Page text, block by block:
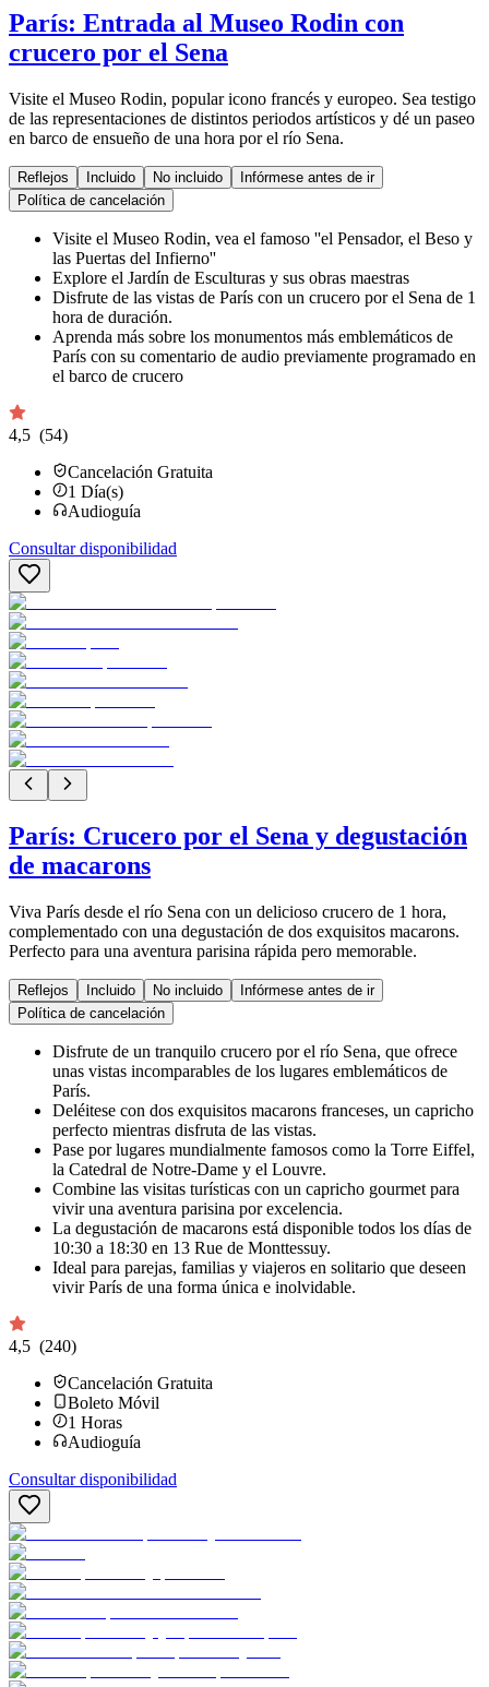
París: Entrada al Museo Rodin con
crucero por el Sena
Visite el Museo Rodin, popular icono francés y europeo. Sea testigo
de las representaciones de distintos periodos artísticos y dé un paseo
en barco de ensueño de una hora por el río Sena.
Reflejos Incluido No incluido
Infórmese antes de ir
Política de cancelación
Visite el Museo Rodin, vea el famoso ''el Pensador, el Beso y
las Puertas del Infierno''
Explore el Jardín de Esculturas y sus obras maestras
Disfrute de las vistas de París con un crucero por el Sena de 1
hora de duración.
Aprenda más sobre los monumentos más emblemáticos de
París con su comentario de audio previamente programado en
el barco de crucero
4,5 (54)
Cancelación Gratuita
1 Día(s)
Audioguía
Consultar disponibilidad
París: Crucero por el Sena y degustación
de macarons
Viva París desde el río Sena con un delicioso crucero de 1 hora,
complementado con una degustación de dos exquisitos macarons.
Perfecto para una aventura parisina rápida pero memorable.
Reflejos Incluido No incluido
Infórmese antes de ir
Política de cancelación
Disfrute de un tranquilo crucero por el río Sena, que ofrece
unas vistas incomparables de los lugares emblemáticos de
París.
Deléitese con dos exquisitos macarons franceses, un capricho
perfecto mientras disfruta de las vistas.
Pase por lugares mundialmente famosos como la Torre Eiffel,
la Catedral de Notre-Dame y el Louvre.
Combine las visitas turísticas con un capricho gourmet para
vivir una aventura parisina por excelencia.
La degustación de macarons está disponible todos los días de
10:30 a 18:30 en 13 Rue de Monttessuy.
Ideal para parejas, familias y viajeros en solitario que deseen
vivir París de una forma única e inolvidable.
4,5 (240)
Cancelación Gratuita
Boleto Móvil
1 Horas
Audioguía
Consultar disponibilidad